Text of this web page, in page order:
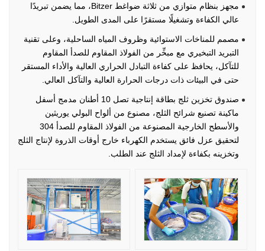
مجهز بنظام متوازي من ثلاثة ضواغط Bitzer، مما يضمن تبريدًا
عالي الكفاءة وتشغيلًا مستقرًا على المدى الطويل.
مصمم للمناخات الاستوائية وظروف المياه الساحلية، وعلى تقنية
التبريد التبخيري مع مبخِّر من الفولاذ المقاوم للصدأ المقاوم
للتآكل، يحافظ على كفاءة التبادل الحراري العالية والأداء المستقر
حتى في البيئات ذات درجات الحرارة العالية والتآكل العالي.
صندوق تخزين ثلج بطاقة إنتاجية تصل 10 أطنان مدمج أسفل
ماكينة تصنيع شرائح الثلج، مصنوع من ألواح البولي يوريثين
والأسطح الخارجية المصنوعة من الفولاذ المقاوم للصدأ 304
لتحقيق عزل فائق يستخدم الكهرباء خارج أوقات الذروة لإنتاج الثلج
وتخزينه بكفاءة لإمداد الثلج عند الطلب.